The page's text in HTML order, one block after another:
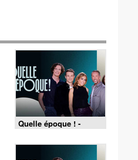
Quelle époque ! -
13/06/2026